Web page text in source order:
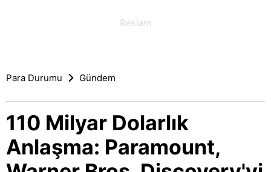
Para Durumu Gündem
110 Milyar Dolarlık
Anlaşma: Paramount,